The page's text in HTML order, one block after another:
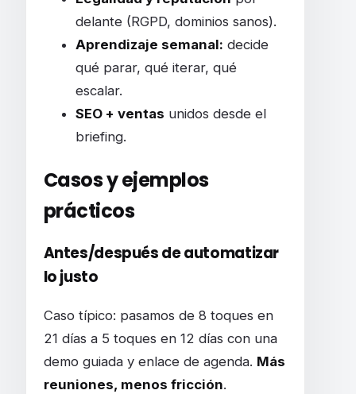
delante (RGPD, dominios sanos).
Aprendizaje semanal: decide
qué parar, qué iterar, qué
escalar.
SEO + ventas unidos desde el
briefing.
Casos y ejemplos
prácticos
Antes/después de automatizar
lo justo
Caso típico: pasamos de 8 toques en
21 días a 5 toques en 12 días con una
demo guiada y enlace de agenda. Más
reuniones, menos fricción.